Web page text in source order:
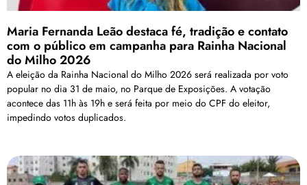
Maria Fernanda Leão destaca fé, tradição e contato
com o público em campanha para Rainha Nacional
do Milho 2026
A eleição da Rainha Nacional do Milho 2026 será realizada por voto
popular no dia 31 de maio, no Parque de Exposições. A votação
acontece das 11h às 19h e será feita por meio do CPF do eleitor,
impedindo votos duplicados.